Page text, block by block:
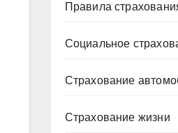
Правила
Социальное
Страхование
Страхование жизни